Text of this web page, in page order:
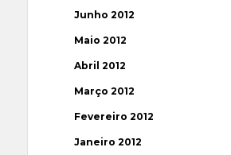
Junho 2012
Maio 2012
Abril 2012
Março 2012
Fevereiro 2012
Janeiro 2012